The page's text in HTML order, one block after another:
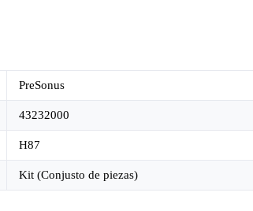
PreSonus
43232000
H87
Kit (Conjusto de piezas)